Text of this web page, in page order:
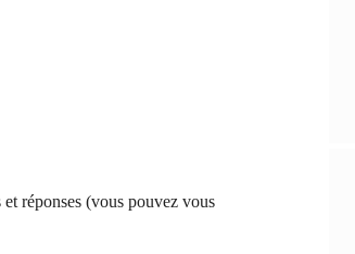
réponses (vous pouvez vous